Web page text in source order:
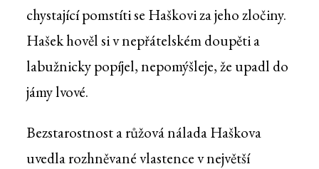
chystající pomstíti se Haškovi za jeho zločiny.
Hašek hověl si v nepřátelském doupěti a
labužnicky popíjel, nepomýšleje, že upadl do
jámy lvové.
Bezstarostnost a růžová nálada Haškova
uvedla rozhněvané vlastence v největší